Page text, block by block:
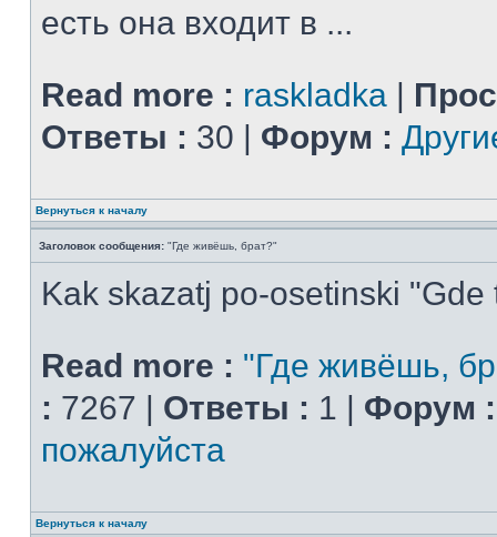
есть она входит в ...
Read more : raskladka |
Ответы : 30 | Форум :
Вернуться к началу
Заголовок сообщения: "Где живёшь, брат?"
Kak skazatj po-osetinski
Read more : "Где живёшь,
: 7267 | Ответы : 1 | Форум :
пожалуйста
Вернуться к началу